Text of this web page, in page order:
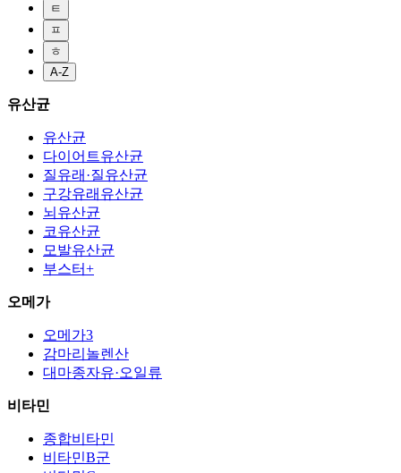
ㅌ
ㅍ
ㅎ
A-Z
유산균
유산균
다이어트유산균
질유래·질유산균
구강유래유산균
뇌유산균
코유산균
모발유산균
부스터+
오메가
오메가3
감마리놀렌산
대마종자유·오일류
비타민
종합비타민
비타민B군